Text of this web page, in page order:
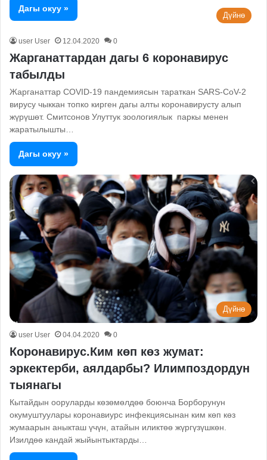
Дагы окуу »
Дүйнө
user User 12.04.2020 0
Жарганаттардан дагы 6 коронавирус
табылды
Жарганаттар COVID-19 пандемиясын тараткан SARS-CoV-2
вирусу чыккан топко кирген дагы алты коронавирусту алып
жүрүшөт. Смитсонов Улуттук зоологиялык паркы менен
жаратылышты…
Дагы окуу »
Дүйнө
user User 04.04.2020 0
Коронавирус.Ким көп көз жумат:
эркектерби, аялдарбы? Илимпоздордун
тыянагы
Кытайдын ооруларды көзөмөлдөө боюнча Борборунун
окумуштуулары коронавиурс инфекциясынан ким көп көз
жумаарын аныкташ үчүн, атайын иликтөө жүргүзүшкөн.
Изилдөө кандай жыйынтыктарды…